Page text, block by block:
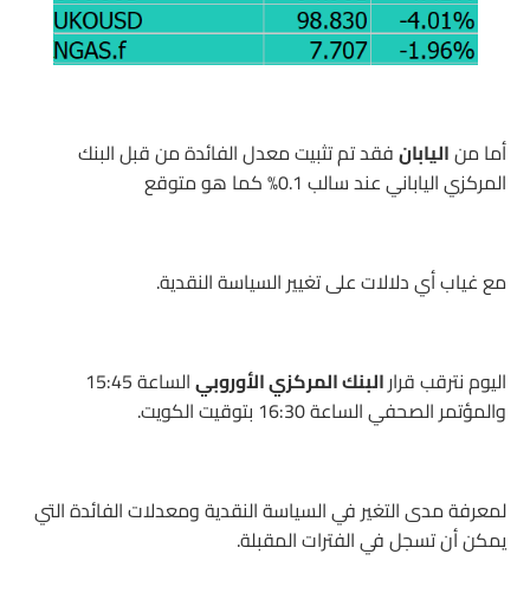
أما مناليابانفقد تم تثبيت معدل الفائدة من قبل البنك
المركزي الياباني عند سالب 0.1% كما هو متوقع
مع غياب أي دلالات على تغيير السياسة النقدية.
اليوم نترقب قرارالبنك المركزي الأوروبي
الساعة 15:45
والمؤتمر الصحفي الساعة 16:30 بتوقيت الكويت.
لمعرفة مدى التغير في السياسة النقدية ومعدلات الفائدة التي
يمكن أن تسجل في الفترات المقبلة.